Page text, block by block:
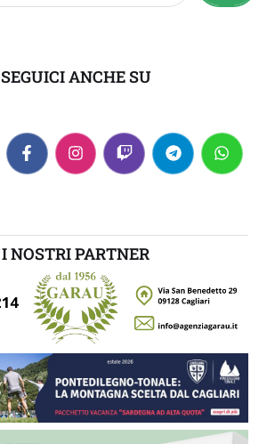
SEGUICI ANCHE SU
I NOSTRI PARTNER